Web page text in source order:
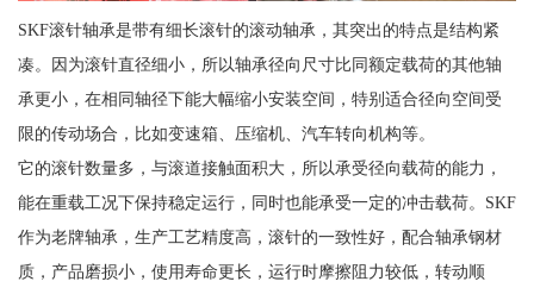
SKF滚针轴承是带有细长滚针的滚动轴承，其突出的特点是结构紧
凑。因为滚针直径细小，所以轴承径向尺寸比同额定载荷的其他轴
承更小，在相同轴径下能大幅缩小安装空间，特别适合径向空间受
限的传动场合，比如变速箱、压缩机、汽车转向机构等。
它的滚针数量多，与滚道接触面积大，所以承受径向载荷的能力，
能在重载工况下保持稳定运行，同时也能承受一定的冲击载荷。SKF
作为老牌轴承，生产工艺精度高，滚针的一致性好，配合轴承钢材
质，产品磨损小，使用寿命更长，运行时摩擦阻力较低，转动顺